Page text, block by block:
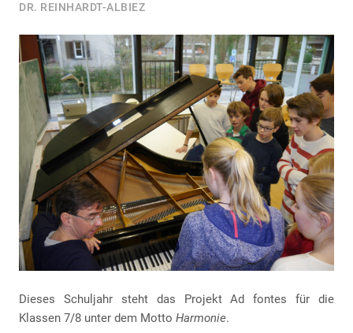
DR. REINHARDT-ALBIEZ
Dieses Schuljahr steht das Projekt Ad fontes für die
Klassen 7/8 unter dem Motto Harmonie.